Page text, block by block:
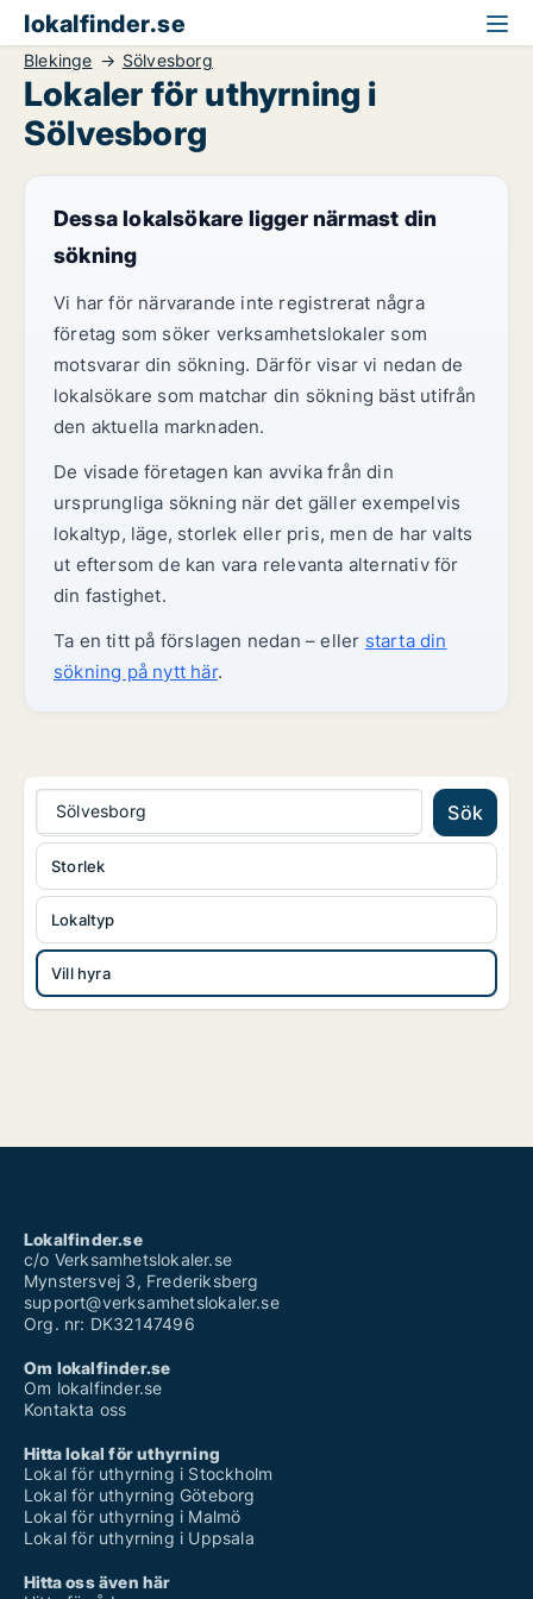
lokalfinder.se
Blekinge Sölvesborg
Lokaler för uthyrning i
Sölvesborg
Dessa lokalsökare ligger närmast din
sökning
Vi har för närvarande inte registrerat några
företag som söker verksamhetslokaler som
motsvarar din sökning. Därför visar vi nedan de
lokalsökare som matchar din sökning bäst utifrån
den aktuella marknaden.
De visade företagen kan avvika från din
ursprungliga sökning när det gäller exempelvis
lokaltyp, läge, storlek eller pris, men de har valts
ut eftersom de kan vara relevanta alternativ för
din fastighet.
Ta en titt på förslagen nedan – eller starta din
sökning på nytt här.
Sölvesborg Sök
Lokaltyp
Vill hyra
Storlek
Lokalfinder.se
c/o Verksamhetslokaler.se
Mynstersvej 3, Frederiksberg
support@verksamhetslokaler.se
Org. nr: DK32147496
Om lokalfinder.se
Om lokalfinder.se
Kontakta oss
Hitta lokal för uthyrning
Lokal för uthyrning i Stockholm
Lokal för uthyrning Göteborg
Lokal för uthyrning i Malmö
Lokal för uthyrning i Uppsala
Hitta oss även här